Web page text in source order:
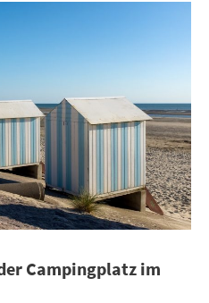
Campingplatz im